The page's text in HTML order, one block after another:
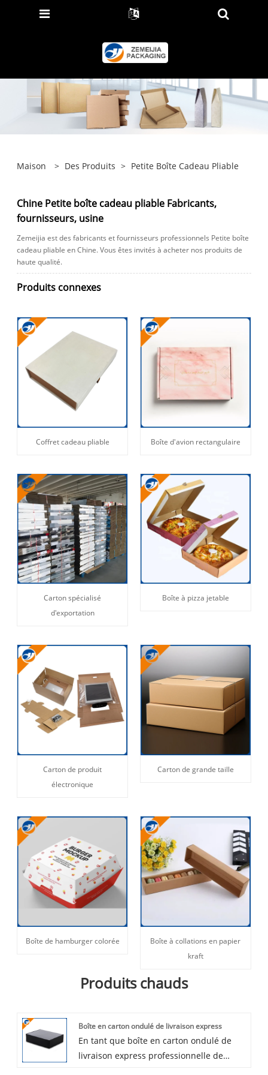
Maison > Des Produits > Petite Boîte Cadeau Pliable
Chine Petite boîte cadeau pliable Fabricants,
fournisseurs, usine
Zemeijia est des fabricants et fournisseurs professionnels Petite boîte
cadeau pliable en Chine. Vous êtes invités à acheter nos produits de
haute qualité.
Produits connexes
Coffret cadeau pliable Boîte d'avion rectangulaire
Carton spécialisé
d'exportation
Boîte à pizza jetable
Carton de produit
électronique
Carton de grande taille
Boîte de hamburger colorée
Boîte à collations en papier
kraft
Produits chauds
Boîte en carton ondulé de livraison express
En tant que boîte en carton ondulé de
livraison express professionnelle de